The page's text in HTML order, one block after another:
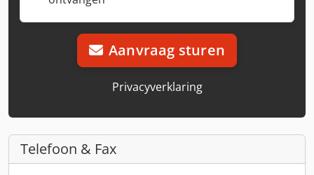
Aanvraag sturen
Privacyverklaring
Telefoon & Fax